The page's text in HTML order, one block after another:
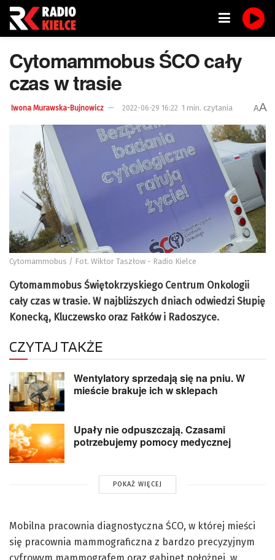
Cytomammobus ŚCO cały
czas w trasie
Iwona Murawska-Bujnowicz 2022-06-29 16:22 1 min. czytania AA
Cytomammobus / Fot. Wiktor Taszłow - Radio Kielce
Cytomammobus Świętokrzyskiego Centrum Onkologii
cały czas w trasie. W najbliższych dniach odwiedzi Słupię
Konecką, Kluczewsko oraz Fałków i Radoszyce.
CZYTAJ TAKŻE
Wentylatory sprzedają się na pniu. W
mieście brakuje ich w sklepach
Upały nie odpuszczają. Czasami
potrzebujemy pomocy medycznej
POKAŻ WIĘCEJ
Mobilna pracownia diagnostyczna ŚCO, w której mieści
się pracownia mammograficzna z bardzo precyzyjnym